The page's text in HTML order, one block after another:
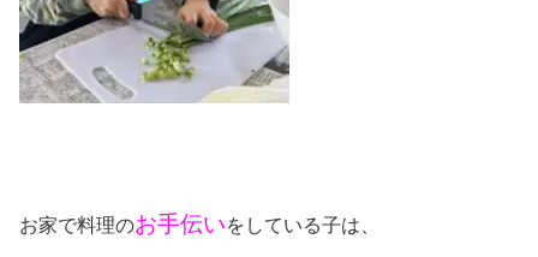
お家で料理のお手伝いをしている子は、